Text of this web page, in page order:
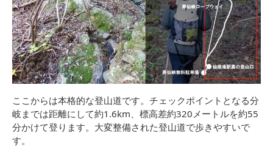
ここからは本格的な登山道です。チェックポイントとなる分
岐までは距離にして約1.6km、標高差約320メートルを約55
分かけて登ります。大変整備された登山道で歩きやすいで
す。